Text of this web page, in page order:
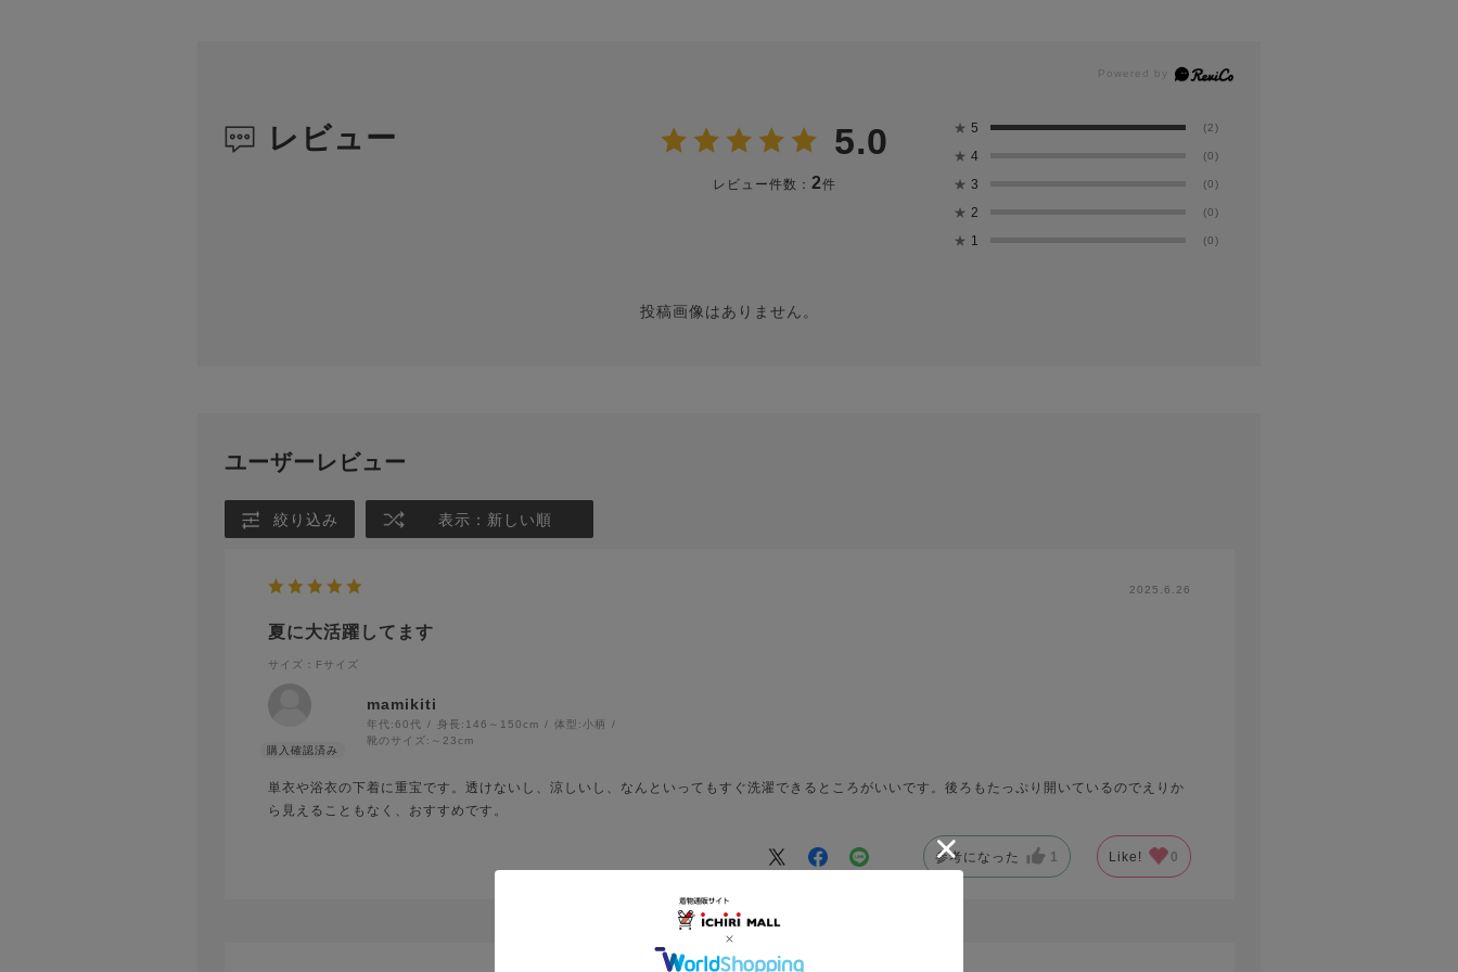
レビュー 5.0
レビュー件数： 2件
★ 5 (2)
★ 4 (0)
★ 3 (0)
★ 2 (0)
★ 1 (0)
投稿画像はありません。
ユーザーレビュー
絞り込み 表示：新しい順
2025.6.26
夏に大活躍してます
サイズ：Fサイズ
mamikiti
年代:60代 身長: 146～150cm 体型:小柄
靴のサイズ: ～23cm
単衣や浴衣の下着に重宝です。透けないし、涼しいし、なんといってもすぐ洗濯できるところがいいです。後ろもたっぷり開いているのでえりか
ら見えることもなく、おすすめです。
参考になった 1 Like! 0